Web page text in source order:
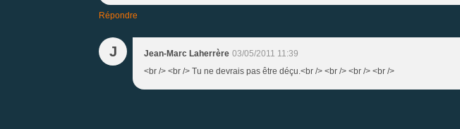
Répondre
J Jean-Marc Laherrère 03/05/2011 11:39
<br /> <br /> Tu ne devrais pas être déçu.<br /> <br /> <br /> <br />